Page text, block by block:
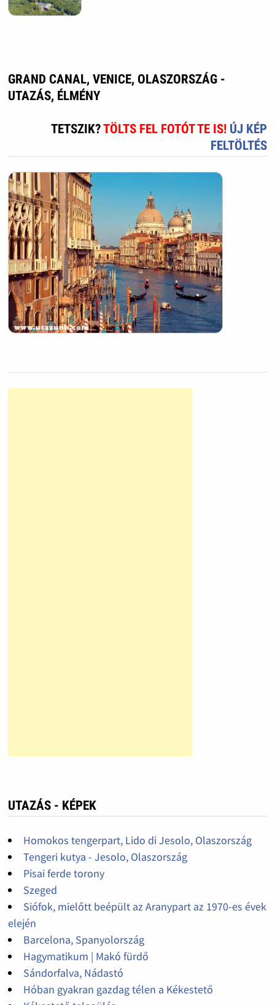
GRAND CANAL, VENICE, OLASZORSZÁG -
UTAZÁS, ÉLMÉNY
TETSZIK?TÖLTS FEL FOTÓT TE IS! ÚJ KÉP
FELTÖLTÉS
UTAZÁS - KÉPEK
Homokos tengerpart, Lido di Jesolo, Olaszország
Tengeri kutya - Jesolo, Olaszország
Pisai ferde torony
Szeged
Siófok, mielőtt beépült az Aranypart az 1970-es évek
elején
Barcelona, Spanyolország
Hagymatikum | Makó fürdő
Sándorfalva, Nádastó
Hóban gyakran gazdag télen a Kékestető